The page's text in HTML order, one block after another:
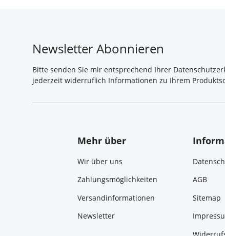
Newsletter Abonnieren
Bitte senden Sie mir entsprechend Ihrer
jederzeit widerruflich Informationen zu Ihrem
Mehr über
Wir über uns
Zahlungsmöglichkeiten
Versandinformationen
Newsletter
AGB
Sitemap